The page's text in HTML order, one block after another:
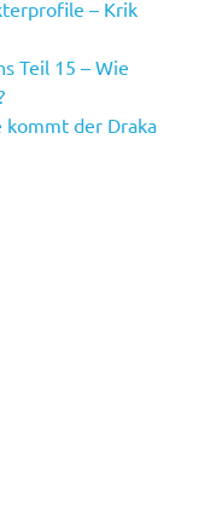
– Krik
Teil 15 – Wie
kommt der Draka